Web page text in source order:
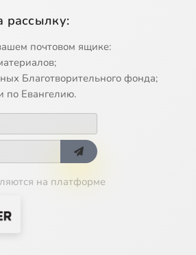
рассылку:
почтовом ящике:
Благотворительного фонда;
по Евангелию.
на платформе